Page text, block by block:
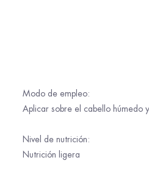
Modo de empleo:
Aplicar sobre el cabello húmedo
Nivel de nutrición:
Nutrición ligera